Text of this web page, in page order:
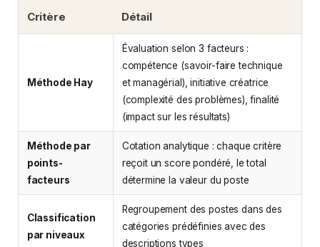
Critère Détail
Méthode Hay
Évaluation selon 3 facteurs :
compétence (savoir-faire technique
et managérial), initiative créatrice
(complexité des problèmes), finalité
(impact sur les résultats)
Méthode par
points-
facteurs
Cotation analytique : chaque critère
reçoit un score pondéré, le total
détermine la valeur du poste
Classification
par niveaux
Regroupement des postes dans des
catégories prédéfinies avec des
descriptions types